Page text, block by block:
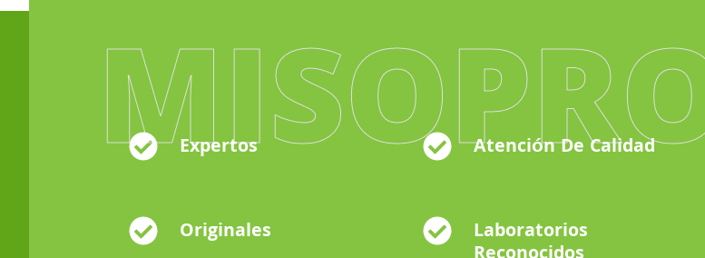
Expertos Atención De Calidad
Originales Laboratorios